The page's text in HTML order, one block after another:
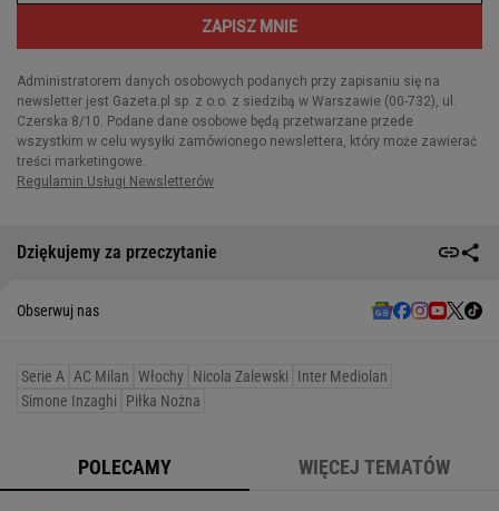
Dziękujemy za przeczytanie
Obserwuj nas
Serie A AC Milan Włochy Nicola Zalewski
Inter Mediolan
Simone Inzaghi
Piłka Nożna
POLECAMY WIĘCEJ TEMATÓW